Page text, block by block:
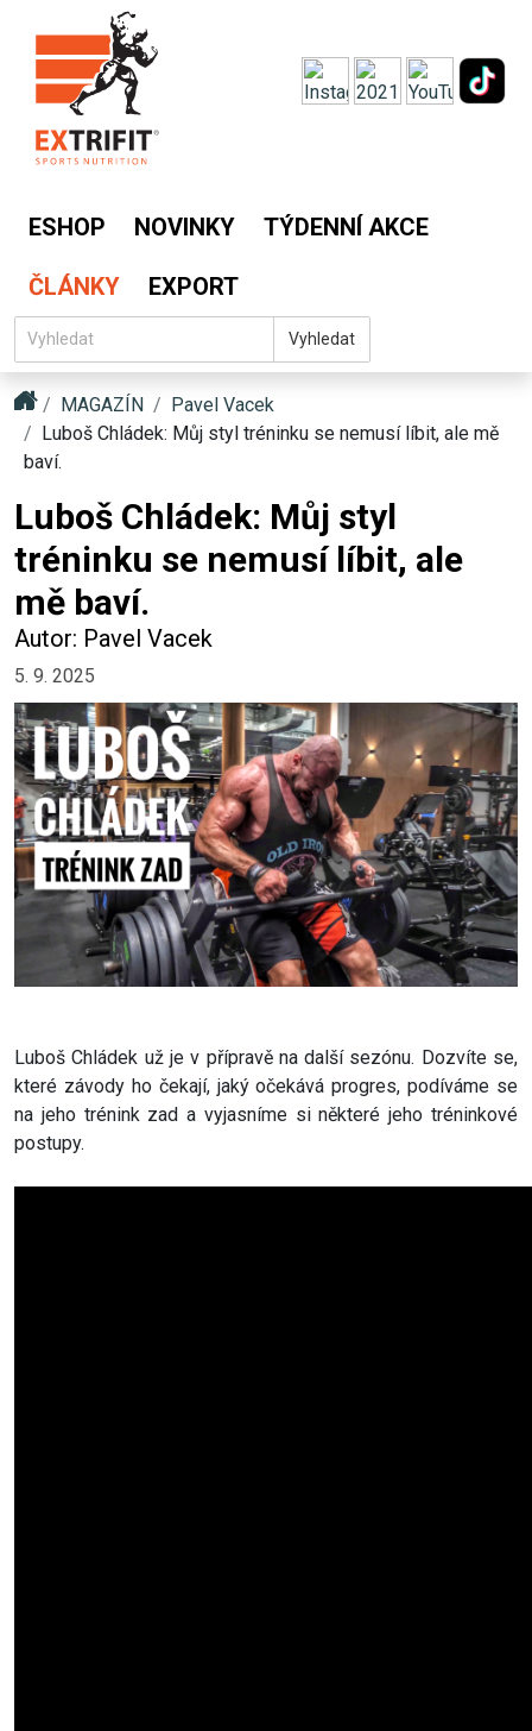
ESHOP NOVINKY TÝDENNÍ AKCE
ČLÁNKY EXPORT
Vyhledat
MAGAZÍN
Pavel Vacek
Luboš Chládek: Můj styl tréninku se nemusí líbit, ale mě
baví.
Luboš Chládek: Můj styl
tréninku se nemusí líbit, ale
mě baví.
Autor: Pavel Vacek
5. 9. 2025
Luboš Chládek už je v přípravě na další sezónu. Dozvíte se,
které závody ho čekají, jaký očekává progres, podíváme se
na jeho trénink zad a vyjasníme si některé jeho tréninkové
postupy.